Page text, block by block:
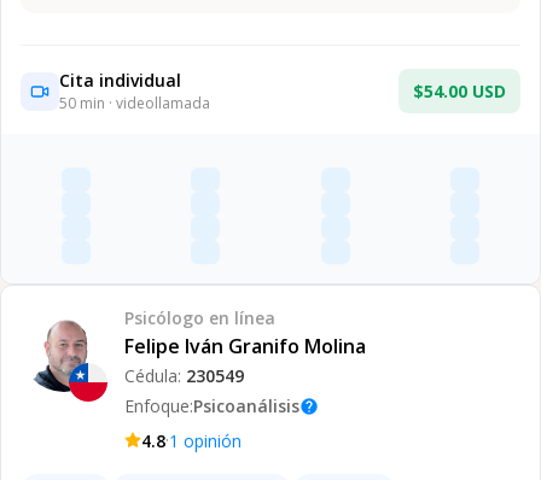
Cita individual
50 min · videollamada
$54.00 USD
Psicólogo en línea
Felipe Iván Granifo Molina
Cédula: 230549
Enfoque:Psicoanálisishelp
4.8·1 opinión